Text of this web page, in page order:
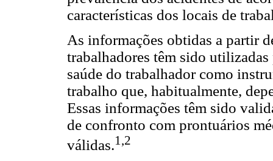
características dos locais de
As informações obtidas a partir
trabalhadores têm sido
saúde do trabalhador como
trabalho que, habitualmente,
Essas informações têm sido
de confronto com prontuários
válidas.1,2